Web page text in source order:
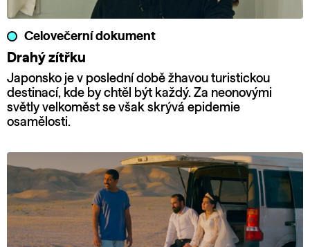
Celovečerní dokument
Drahý zítřku
Japonsko je v poslední době žhavou turistickou
destinací, kde by chtěl být každý. Za neonovými
světly velkoměst se však skrývá epidemie
osamělosti.